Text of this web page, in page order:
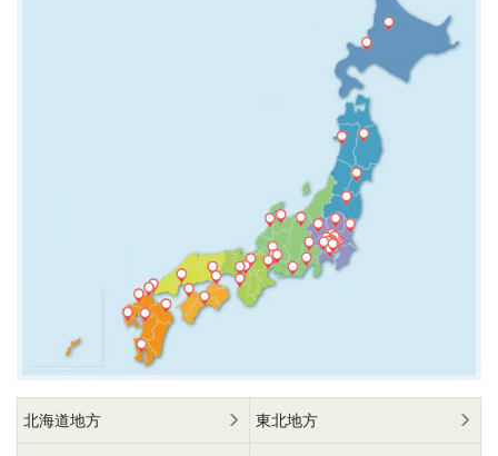
北海道地方 東北地方